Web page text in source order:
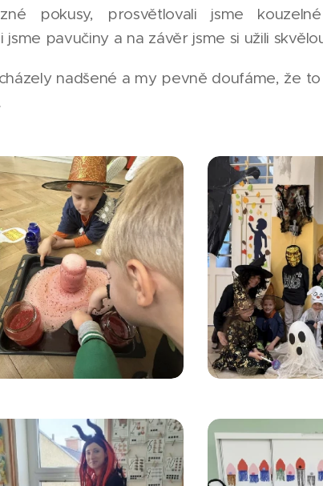
pokusy, prosvětlovali jsme
pavučiny a na závěr jsme si užili
nadšené a my pevně doufáme, že